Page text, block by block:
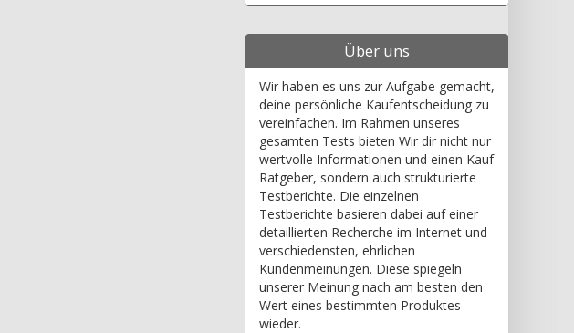
Über uns
Wir haben es uns zur Aufgabe gemacht,
deine persönliche Kaufentscheidung zu
vereinfachen. Im Rahmen unseres
gesamten Tests bieten Wir dir nicht nur
wertvolle Informationen und einen Kauf
Ratgeber, sondern auch strukturierte
Testberichte. Die einzelnen
Testberichte basieren dabei auf einer
detaillierten Recherche im Internet und
verschiedensten, ehrlichen
Kundenmeinungen. Diese spiegeln
unserer Meinung nach am besten den
Wert eines bestimmten Produktes
wieder.